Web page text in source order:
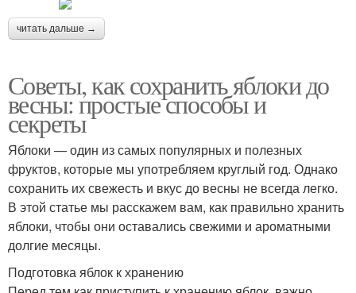
читать дальше →
Советы, как сохранить яблоки до
весны: простые способы и
секреты
Яблоки — один из самых популярных и полезных
фруктов, которые мы употребляем круглый год. Однако
сохранить их свежесть и вкус до весны не всегда легко.
В этой статье мы расскажем вам, как правильно хранить
яблоки, чтобы они оставались свежими и ароматными
долгие месяцы.
Подготовка яблок к хранению